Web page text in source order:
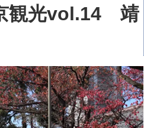
観光vol.14 靖